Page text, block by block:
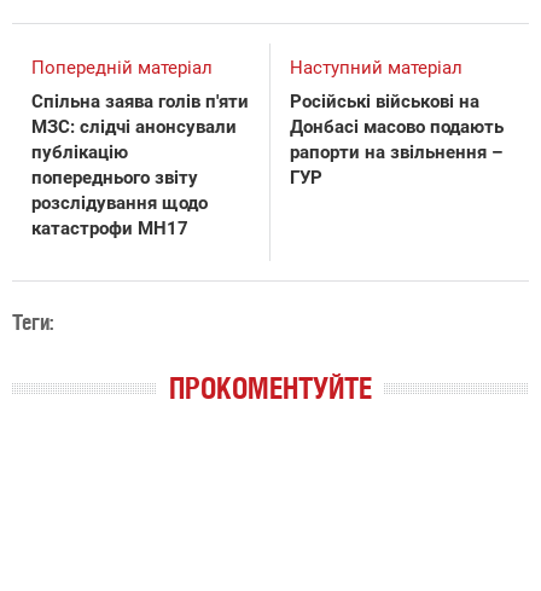
Попередній матеріал
Спільна заява голів п'яти
МЗС: слідчі анонсували
публікацію
попереднього звіту
розслідування щодо
катастрофи MH17
Наступний матеріал
Російські військові на
Донбасі масово подають
рапорти на звільнення –
ГУР
Теги:
ПРОКОМЕНТУЙТЕ